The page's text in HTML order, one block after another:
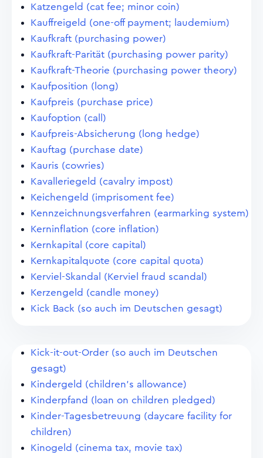
Katzengeld (cat fee; minor coin)
Kauffreigeld (one-off payment; laudemium)
Kaufkraft (purchasing power)
Kaufkraft-Parität (purchasing power parity)
Kaufkraft-Theorie (purchasing power theory)
Kaufposition (long)
Kaufpreis (purchase price)
Kaufoption (call)
Kaufpreis-Absicherung (long hedge)
Kauftag (purchase date)
Kauris (cowries)
Kavalleriegeld (cavalry impost)
Keichengeld (imprisoment fee)
Kennzeichnungsverfahren (earmarking system)
Kerninflation (core inflation)
Kernkapital (core capital)
Kernkapitalquote (core capital quota)
Kerviel-Skandal (Kerviel fraud scandal)
Kerzengeld (candle money)
Kick Back (so auch im Deutschen gesagt)
Kick-it-out-Order (so auch im Deutschen
gesagt)
Kindergeld (children's allowance)
Kinderpfand (loan on children pledged)
Kinder-Tagesbetreuung (daycare facility for
children)
Kinogeld (cinema tax, movie tax)